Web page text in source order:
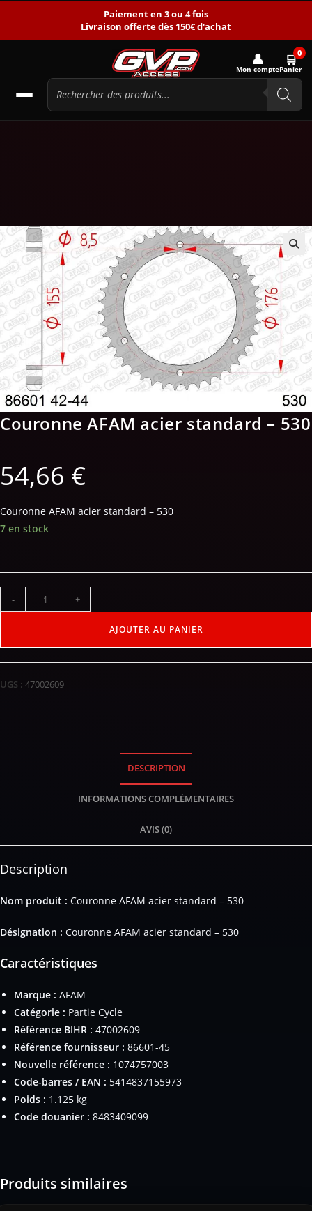
Paiement en 3 ou 4 fois
Livraison offerte dès 150€ d'achat
👤
Mon compte
🛒0
Panier
🔍
Couronne AFAM acier standard – 530
54,66 €
Couronne AFAM acier standard – 530
7 en stock
- +
AJOUTER AU PANIER
UGS : 47002609
DESCRIPTION
INFORMATIONS COMPLÉMENTAIRES
AVIS (0)
Description
Nom produit : Couronne AFAM acier standard – 530
Désignation : Couronne AFAM acier standard – 530
Caractéristiques
Marque : AFAM
Catégorie : Partie Cycle
Référence BIHR : 47002609
Référence fournisseur : 86601-45
Nouvelle référence : 1074757003
Code-barres / EAN : 5414837155973
Poids : 1.125 kg
Code douanier : 8483409099
Produits similaires